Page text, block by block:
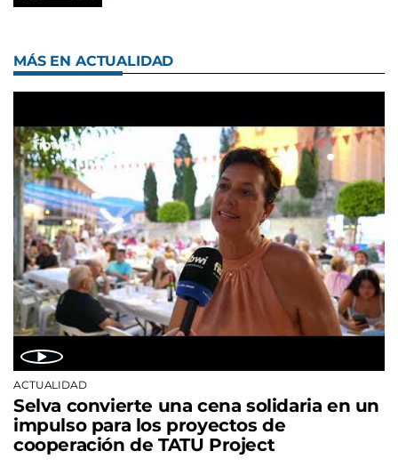
MÁS EN ACTUALIDAD
ACTUALIDAD
Selva convierte una cena solidaria en un
impulso para los proyectos de
cooperación de TATU Project